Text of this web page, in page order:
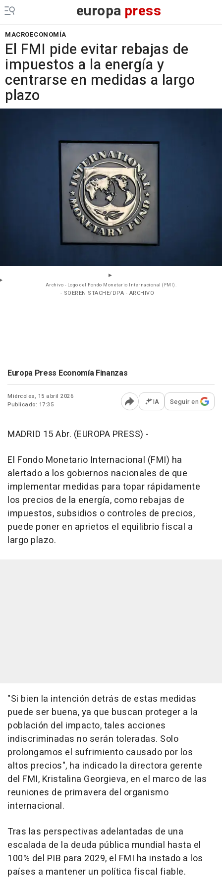
europa press
MACROECONOMÍA
El FMI pide evitar rebajas de
impuestos a la energía y
centrarse en medidas a largo
plazo
Archivo - Logo del Fondo Monetario Internacional (FMI).
- SOEREN STACHE/DPA - ARCHIVO
Europa Press Economía Finanzas
Miércoles, 15 abril 2026
Publicado: 17:35
Abrir opciones para
IA Seguir en
MADRID 15 Abr. (EUROPA PRESS) -
El Fondo Monetario Internacional (FMI) ha
alertado a los gobiernos nacionales de que
implementar medidas para topar rápidamente
los precios de la energía, como rebajas de
impuestos, subsidios o controles de precios,
puede poner en aprietos el equilibrio fiscal a
largo plazo.
"Si bien la intención detrás de estas medidas
puede ser buena, ya que buscan proteger a la
población del impacto, tales acciones
indiscriminadas no serán toleradas. Solo
prolongamos el sufrimiento causado por los
altos precios", ha indicado la directora gerente
del FMI, Kristalina Georgieva, en el marco de las
reuniones de primavera del organismo
internacional.
Tras las perspectivas adelantadas de una
escalada de la deuda pública mundial hasta el
100% del PIB para 2029, el FMI ha instado a los
países a mantener un política fiscal fiable.